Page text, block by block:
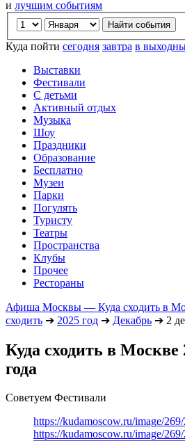
и лучшим событиям
Куда пойти сегодня завтра в
Выставки
Фестивали
С детьми
Активный отдых
Музыка
Шоу
Праздники
Образование
Бесплатно
Музеи
Парки
Погулять
Туристу
Театры
Пространства
Клубы
Прочее
Рестораны
Афиша Москвы — Куда сходить в
сходить ➔ 2025 год ➔ Декабрь ➔ 2
Куда сходить в Москве
года
Советуем Фестивали
https://kudamoscow.ru/image/
https://kudamoscow.ru/image/